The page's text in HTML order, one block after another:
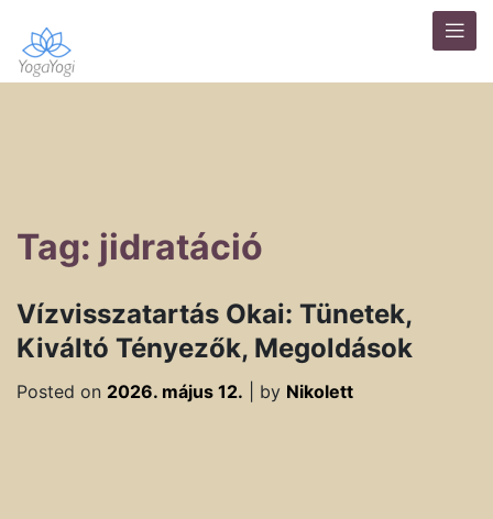
Tag: jidratáció
Vízvisszatartás Okai: Tünetek,
Kiváltó Tényezők, Megoldások
Posted on 2026. május 12. by Nikolett